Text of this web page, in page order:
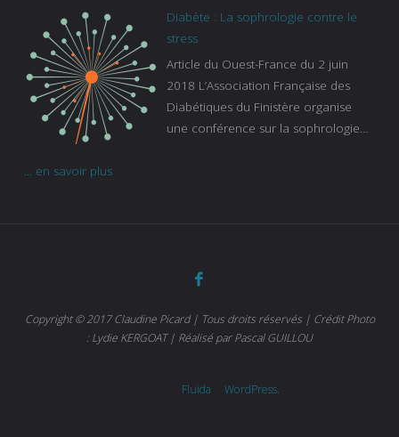
s’ignorent. « C’est une pathologie qui
continue à augmenter, souligne
de la Caisse primaire d’assurance-
maladie. C’est aussi une pathologie
qui peut être handicapante et coûte
cher quand on sait que 37 % des
d’autant que le diabète
Diabète : La sophrologie contre le
stress
Article du Ouest-France du 2 juin
2018 L’Association Française des
Diabétiques du Finistère organise
une conférence sur la sophrologie
... en savoir plus
Copyright © 2017 Claudine Picard | Tous droits réservés | Crédit Photo
: Lydie KERGOAT | Réalisé par Pascal GUILLOU
Fluida WordPress.